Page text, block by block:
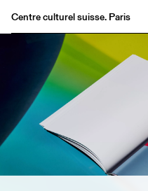
Centre culturel suisse. Paris
Buvette
Archives
Médiathèque
Informations